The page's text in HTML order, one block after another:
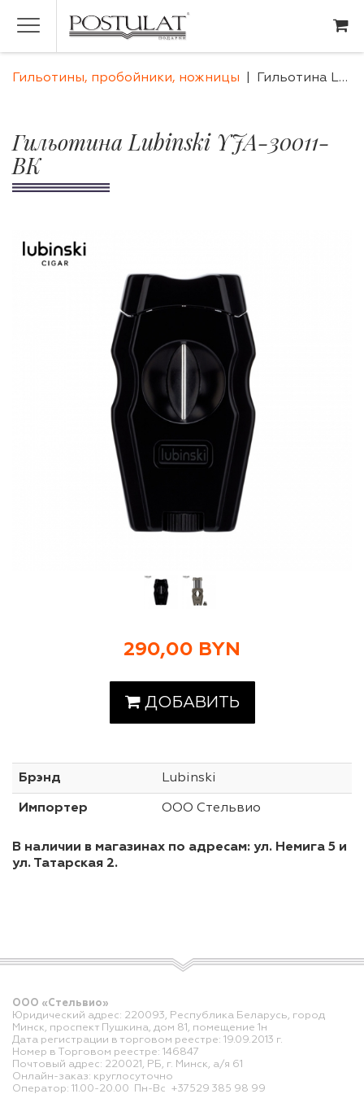
Гильотины, пробойники, ножницы Гильотина Lubinski YJA-30011-BK
Гильотина Lubinski YJA-30011-
BK
290,00 BYN
ДОБАВИТЬ
Брэнд Lubinski
Импортер ООО Стельвио
В наличии в магазинах по адресам: ул. Немига 5 и
ул. Татарская 2.
ООО «Стельвио»
Юридический адрес: 220093, Республика Беларусь, город
Минск, проспект Пушкина, дом 81, помещение 1н
Дата регистрации в торговом реестре: 19.09.2013 г.
Номер в Торговом реестре: 146847
Почтовый адрес: 220021, РБ, г. Минск, а/я 61
Онлайн-заказ: круглосуточно
Оператор: 11.00-20.00 Пн-Вс +37529 385 98 99